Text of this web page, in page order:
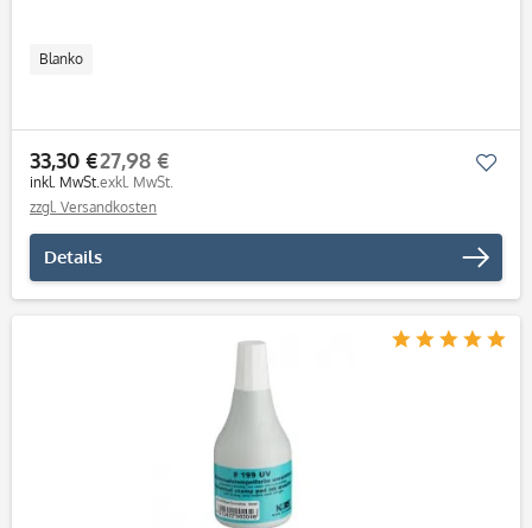
Blanko
33,30 €
inkl. MwSt.
27,98 €
exkl. MwSt.
zzgl. Versandkosten
Details